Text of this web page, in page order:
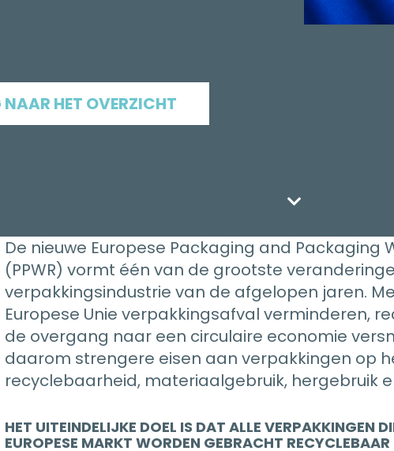
NAAR HET OVERZICHT
De nieuwe Europese Packaging and Packaging
(PPWR) vormt één van de grootste
verpakkingsindustrie van de afgelopen jaren.
Europese Unie verpakkingsafval verminderen,
de overgang naar een circulaire economie
daarom strengere eisen aan verpakkingen op
recyclebaarheid, materiaalgebruik, hergebruik
HET UITEINDELIJKE DOEL IS DAT ALLE VERPAKKINGEN
EUROPESE MARKT WORDEN GEBRACHT